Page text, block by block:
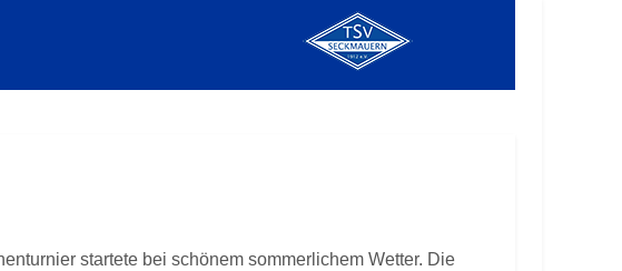
startete bei schönem sommerlichem Wetter. Die